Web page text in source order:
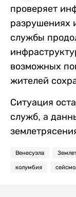
проверяет
разрушениях
службы
возможных
жителей
Ситуация
служб, а
Венесуэла
колумбия